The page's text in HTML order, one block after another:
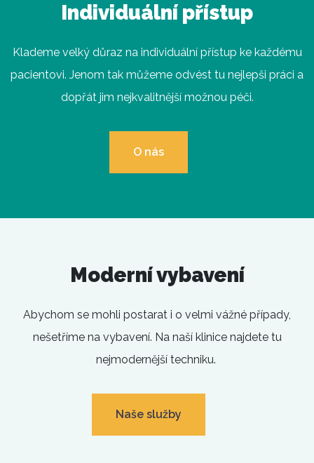
Individuální přístup
Klademe velký důraz na individuální přístup ke každému
pacientovi. Jenom tak můžeme odvést tu nejlepši práci a
dopřát jim nejkvalitnější možnou péči.
O nás
Moderní vybavení
Abychom se mohli postarat i o velmi vážné případy,
nešetříme na vybavení. Na naší klinice najdete tu
nejmodernější techniku.
Naše služby